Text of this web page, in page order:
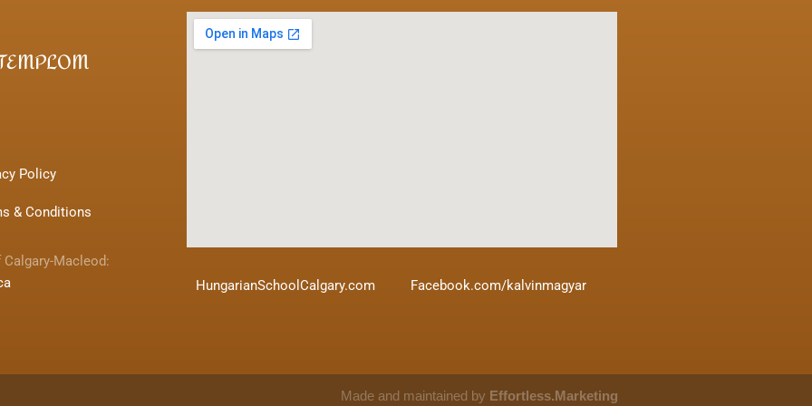
Policy
& Conditions
Macleod:
HungarianSchoolCalgary.com Facebook.com/kalvinmagyar
Made and maintained by Effortless.Marketing